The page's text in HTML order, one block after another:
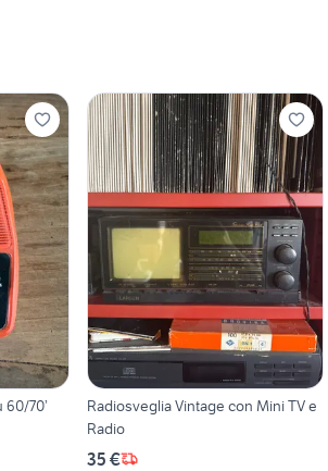
60/70’
Radiosveglia Vintage con Mini TV e
Radio
35 €